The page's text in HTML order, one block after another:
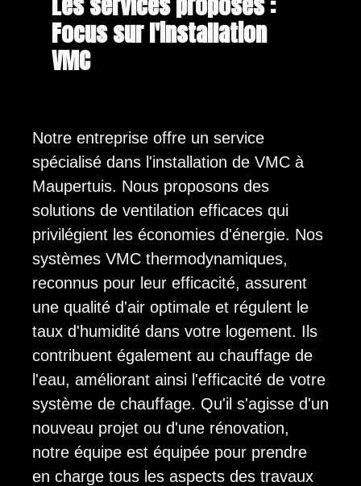
Focus sur l'installation
VMC
Notre entreprise offre un service
spécialisé dans l'installation de VMC à
Maupertuis. Nous proposons des
solutions de ventilation efficaces qui
privilégient les économies d'énergie. Nos
systèmes VMC thermodynamiques,
reconnus pour leur efficacité, assurent
une qualité d'air optimale et régulent le
taux d'humidité dans votre logement. Ils
contribuent également au chauffage de
l'eau, améliorant ainsi l'efficacité de votre
système de chauffage. Qu'il s'agisse d'un
nouveau projet ou d'une rénovation,
notre équipe est équipée pour prendre
en charge tous les aspects des travaux